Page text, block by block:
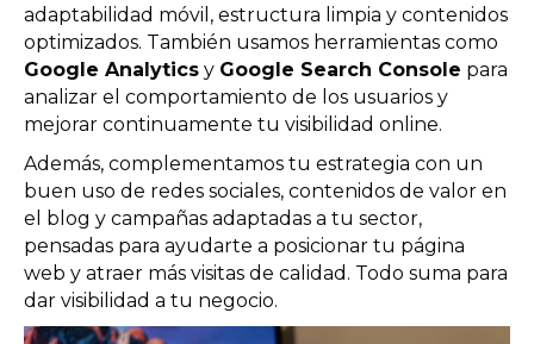
adaptabilidad móvil, estructura limpia y contenidos
optimizados. También usamos herramientas como
Google Analytics y Google Search Console para
analizar el comportamiento de los usuarios y
mejorar continuamente tu visibilidad online.
Además, complementamos tu estrategia con un
buen uso de redes sociales, contenidos de valor en
el blog y campañas adaptadas a tu sector,
pensadas para ayudarte a posicionar tu página
web y atraer más visitas de calidad. Todo suma para
dar visibilidad a tu negocio.